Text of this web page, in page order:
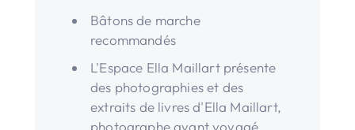
Bâtons de marche
recommandés
L'Espace Ella Maillart présente
des photographies et des
extraits de livres d'Ella Maillart,
photographe ayant voyagé